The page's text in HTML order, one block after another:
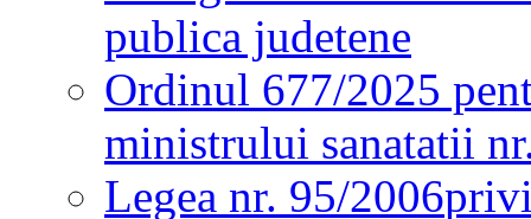
publica judetene
Ordinul 677/2025
ministrului sanatatii
Legea nr. 95/2006